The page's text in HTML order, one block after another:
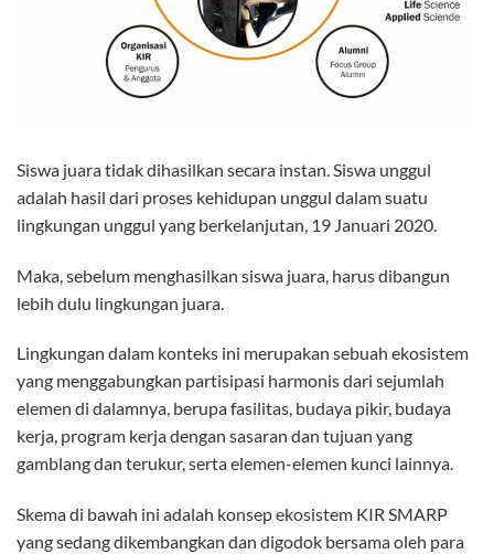
Siswa juara tidak dihasilkan secara instan. Siswa unggul
adalah hasil dari proses kehidupan unggul dalam suatu
lingkungan unggul yang berkelanjutan, 19 Januari 2020.
Maka, sebelum menghasilkan siswa juara, harus dibangun
lebih dulu lingkungan juara.
Lingkungan dalam konteks ini merupakan sebuah ekosistem
yang menggabungkan partisipasi harmonis dari sejumlah
elemen di dalamnya, berupa fasilitas, budaya pikir, budaya
kerja, program kerja dengan sasaran dan tujuan yang
gamblang dan terukur, serta elemen-elemen kunci lainnya.
Skema di bawah ini adalah konsep ekosistem KIR SMARP
yang sedang dikembangkan dan digodok bersama oleh para